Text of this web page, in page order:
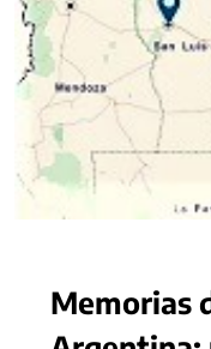
Memorias